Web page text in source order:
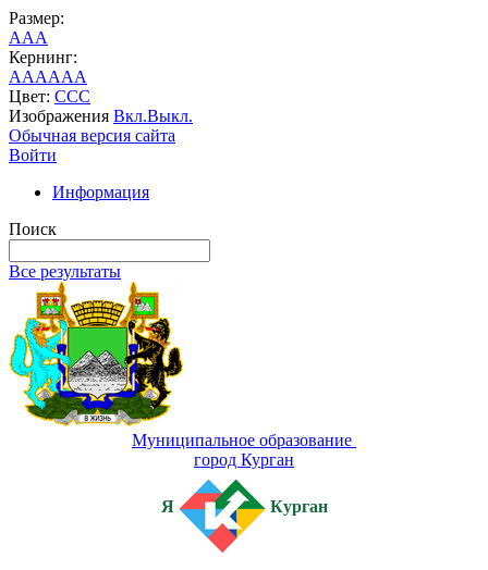
Размер:
AAA
Кернинг:
AAAAAA
Цвет: CCC
Изображения Вкл.Выкл.
Обычная версия сайта
Войти
Информация
Поиск
Все результаты
Муниципальное образование
город Курган
Я Курган